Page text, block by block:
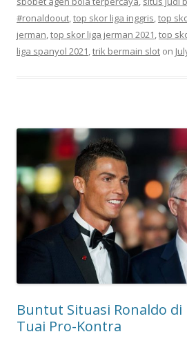
#ronaldoout,top skor liga inggris,top
jerman,top skor liga jerman 2021,top
liga spanyol 2021,trik bermain slot on
Buntut Situasi Ronaldo di
Tuai Pro-Kontra